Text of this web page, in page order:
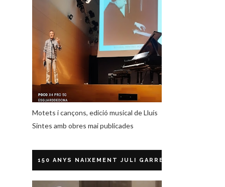
Motets i cançons, edició musical de Lluís
Sintes amb obres mai publicades
150 ANYS NAIXEMENT JULI GARRETA